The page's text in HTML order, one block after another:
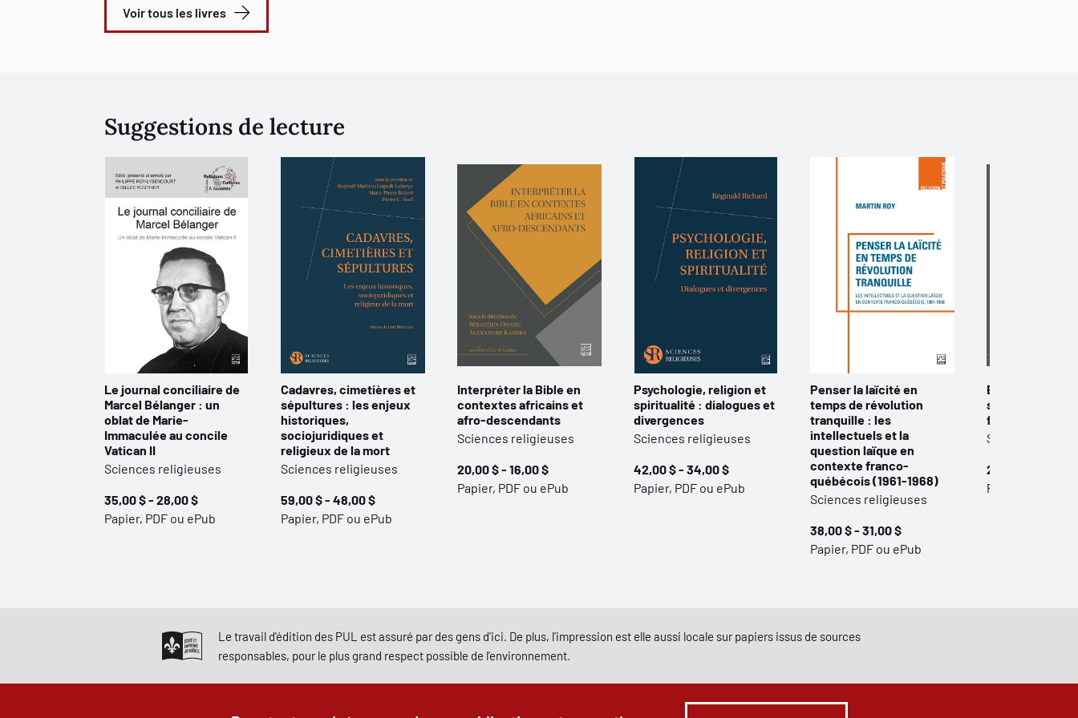
Voir tous les livres
Suggestions de lecture
Le journal conciliaire de
Marcel Bélanger : un
oblat de Marie-
Immaculée au concile
Vatican II
Sciences religieuses
35,00 $ - 28,00 $
Papier, PDF ou ePub
Cadavres, cimetières et
sépultures : les enjeux
historiques,
sociojuridiques et
religieux de la mort
Sciences religieuses
59,00 $ - 48,00 $
Papier, PDF ou ePub
Interpréter la Bible en
contextes africains et
afro-descendants
Sciences religieuses
20,00 $ - 16,00 $
Papier, PDF ou ePub
Psychologie, religion et
spiritualité : dialogues et
divergences
Sciences religieuses
42,00 $ - 34,00 $
Papier, PDF ou ePub
Penser la laïcité en
temps de révolution
tranquille : les
intellectuels et la
question laïque en
contexte franco-
québécois (1961-1968)
Sciences religieuses
38,00 $ - 31,00 $
Papier, PDF ou ePub
Bible, genres et
sexualités : " Ni
femelle " (Ga
Sciences
25,00 $ - 20,00
Papier et ePub
Le travail d'édition des PUL est assuré par des gens d'ici. De plus, l'impression est elle aussi locale sur papiers issus de sources
responsables, pour le plus grand respect possible de l'environnement.